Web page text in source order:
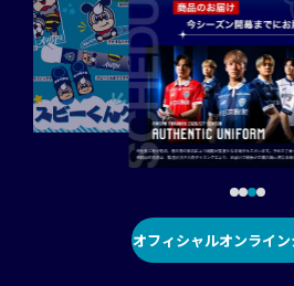
オフィシャルオンライ